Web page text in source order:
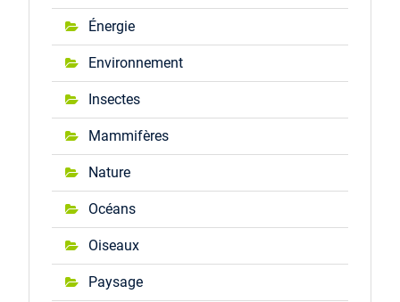
Énergie
Environnement
Insectes
Mammifères
Nature
Océans
Oiseaux
Paysage